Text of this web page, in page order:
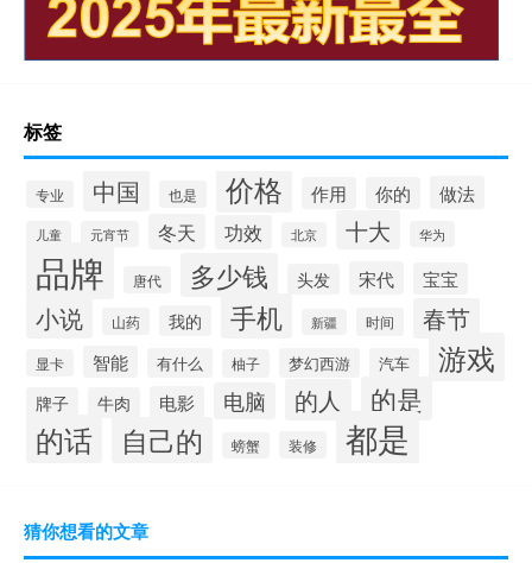
标签
专业 中国 也是 价格 作用 你的 做法
儿童 元宵节 冬天 功效 北京 十大 华为
品牌 唐代 多少钱 头发 宋代 宝宝
小说 山药 我的 手机 新疆 时间 春节
显卡 智能 有什么 柚子 梦幻西游 汽车 游戏
牌子 牛肉 电影 电脑 的人 的是
的话 自己的 螃蟹 装修 都是
猜你想看的文章